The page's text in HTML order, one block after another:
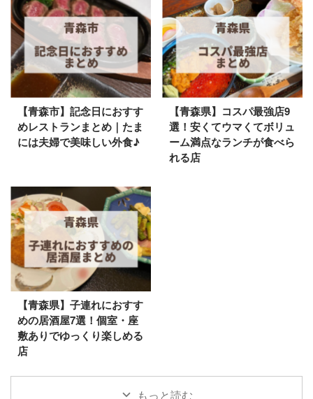
【青森市】記念日におすす
めレストランまとめ｜たま
には夫婦で美味しい外食♪
【青森県】コスパ最強店9
選！安くてウマくてボリュ
ーム満点なランチが食べら
れる店
【青森県】子連れにおすす
めの居酒屋7選！個室・座
敷ありでゆっくり楽しめる
店
もっと読む